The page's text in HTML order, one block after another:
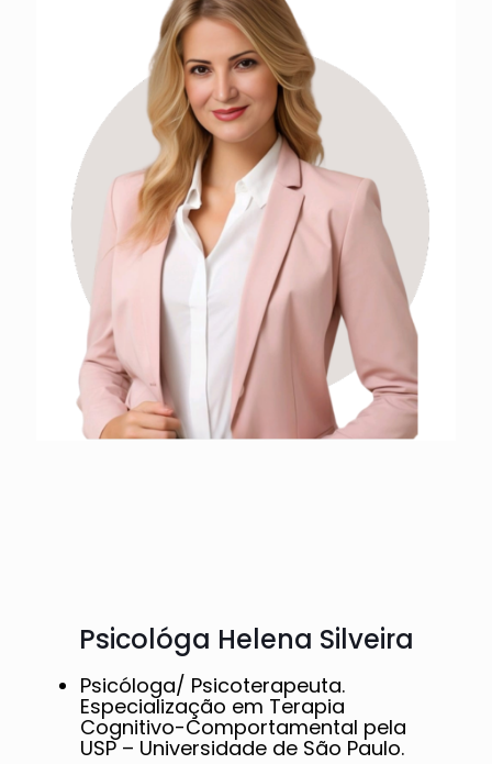
Psicológa Helena Silveira
Psicóloga/ Psicoterapeuta.
Especialização em Terapia
Cognitivo-Comportamental pela
USP – Universidade de São Paulo.